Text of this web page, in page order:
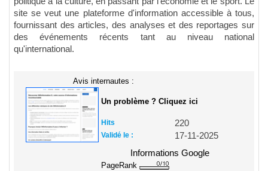
site se veut une plateforme d'information accessible à tous,
fournissant des articles, des analyses et des reportages sur
des événements récents tant au niveau national
qu'international.
Avis internautes :
Un problème ? Cliquez ici
Hits 220
Validé le :
17-11-2025
Informations Google
PageRank